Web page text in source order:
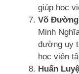
giúp học
Võ Đường
Minh
đường uy
học viên
Huấn